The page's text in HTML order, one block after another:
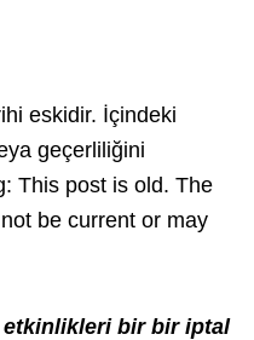
eskidir. İçindeki
geçerliliğini
This post is old. The
be current or may
bir bir iptal